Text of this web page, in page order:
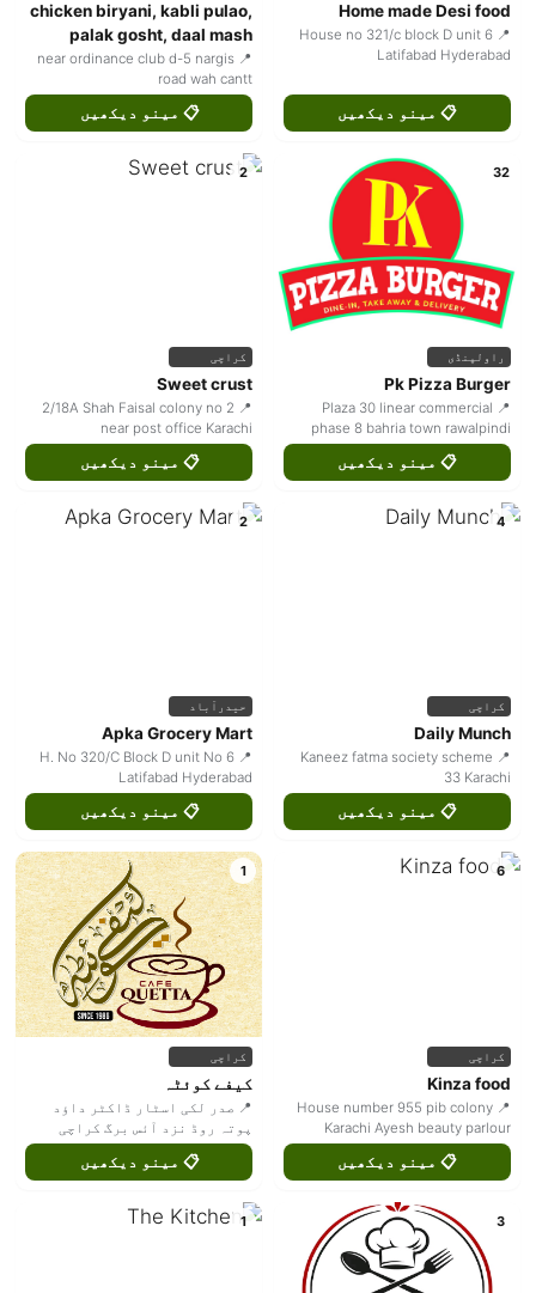
Home made Desi food
📍 House no 321/c block D unit 6
Latifabad Hyderabad
📋 مینو دیکھیں
chicken biryani, kabli pulao,
palak gosht, daal mash
📍 near ordinance club d-5 nargis
road wah cantt
📋 مینو دیکھیں
32
راولپنڈی
Pk Pizza Burger
📍 Plaza 30 linear commercial
phase 8 bahria town rawalpindi
📋 مینو دیکھیں
2
کراچی
Sweet crust
📍 2/18A Shah Faisal colony no 2
near post office Karachi
📋 مینو دیکھیں
4
کراچی
Daily Munch
📍 Kaneez fatma society scheme
33 Karachi
📋 مینو دیکھیں
2
حیدرآباد
Apka Grocery Mart
📍 H. No 320/C Block D unit No 6
Latifabad Hyderabad
📋 مینو دیکھیں
6
کراچی
Kinza food
📍 House number 955 pib colony
Karachi Ayesh beauty parlour
📋 مینو دیکھیں
1
کراچی
کیفے کوئٹہ
📍 صدر لکی اسٹار ڈاکٹر داؤد
پوتہ روڈ نزد آئس برگ کراچی
📋 مینو دیکھیں
3
1